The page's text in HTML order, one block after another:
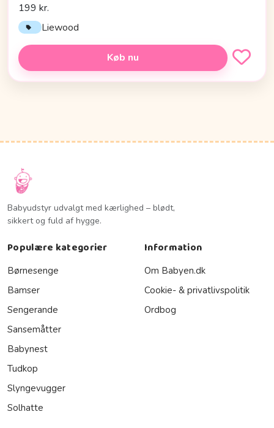
199 kr.
Liewood
Køb nu
Babyudstyr udvalgt med kærlighed – blødt,
sikkert og fuld af hygge.
Populære kategorier
Børnesenge
Bamser
Sengerande
Sansemåtter
Babynest
Tudkop
Slyngevugger
Solhatte
Information
Om Babyen.dk
Cookie- & privatlivspolitik
Ordbog